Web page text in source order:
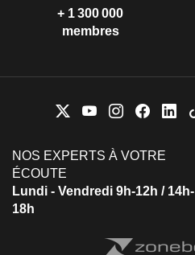
+ 1 300 000
membres
NOS EXPERTS À VOTRE
ÉCOUTE
Lundi - Vendredi 9h-12h / 14h-
18h